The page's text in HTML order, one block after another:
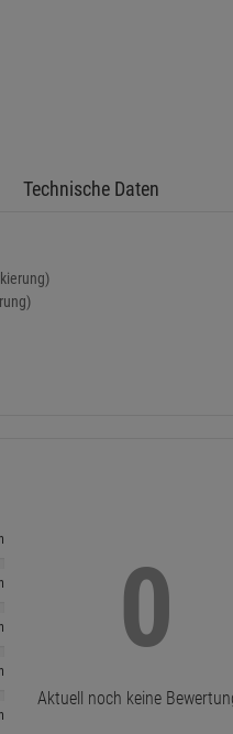
Technische Daten
0
Aktuell noch keine